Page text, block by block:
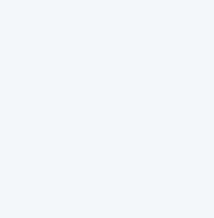
Und was ist eigentlich die
Rollläden runtermachen
über dieses Projekt
Projekt geht es doch eh
sehr unterschiedliche